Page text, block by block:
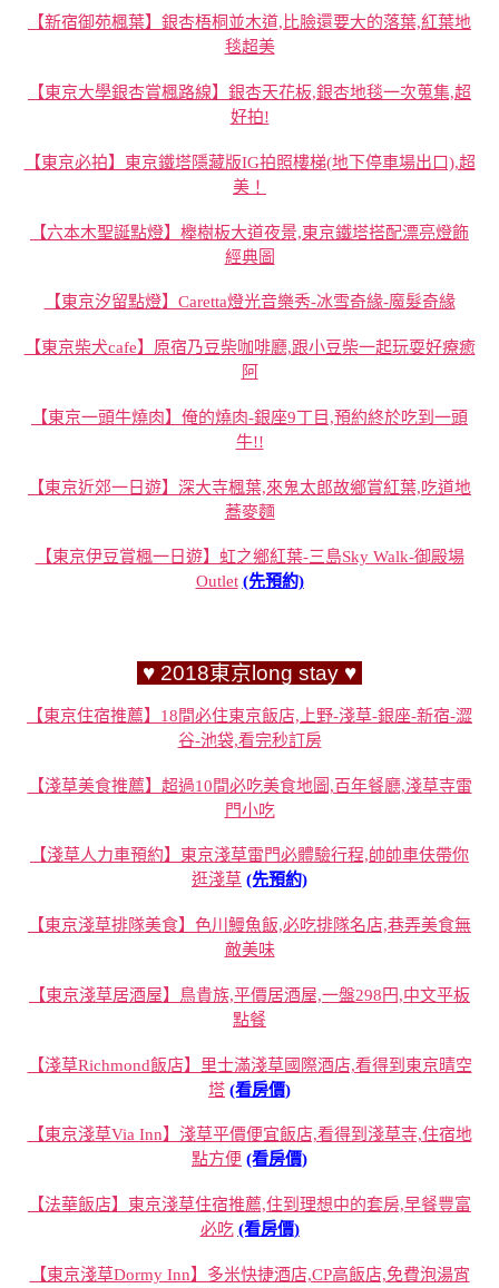
【新宿御苑楓葉】銀杏梧桐並木道,比臉還要大的落葉,紅葉地
毯超美
【東京大學銀杏賞楓路線】銀杏天花板,銀杏地毯一次蒐集,超
好拍!
【東京必拍】東京鐵塔隱藏版IG拍照樓梯(地下停車場出口),超
美！
【六本木聖誕點燈】櫸樹板大道夜景,東京鐵塔搭配漂亮燈飾
經典圖
【東京汐留點燈】Caretta燈光音樂秀-冰雪奇緣-魔髮奇緣
【東京柴犬cafe】原宿乃豆柴咖啡廳,跟小豆柴一起玩耍好療癒
阿
【東京一頭牛燒肉】俺的燒肉-銀座9丁目,預約終於吃到一頭
牛!!
【東京近郊一日遊】深大寺楓葉,來鬼太郎故鄉賞紅葉,吃道地
蕎麥麵
【東京伊豆賞楓一日遊】虹之鄉紅葉-三島Sky Walk-御殿場
Outlet (先預約)
♥ 2018東京long stay ♥
【東京住宿推薦】18間必住東京飯店,上野-淺草-銀座-新宿-澀
谷-池袋,看完秒訂房
【淺草美食推薦】超過10間必吃美食地圖,百年餐廳,淺草寺雷
門小吃
【淺草人力車預約】東京淺草雷門必體驗行程,帥帥車伕帶你
逛淺草 (先預約)
【東京淺草排隊美食】色川鰻魚飯,必吃排隊名店,巷弄美食無
敵美味
【東京淺草居酒屋】鳥貴族,平價居酒屋,一盤298円,中文平板
點餐
【淺草Richmond飯店】里士滿淺草國際酒店,看得到東京晴空
塔 (看房價)
【東京淺草Via Inn】淺草平價便宜飯店,看得到淺草寺,住宿地
點方便 (看房價)
【法華飯店】東京淺草住宿推薦,住到理想中的套房,早餐豐富
必吃 (看房價)
【東京淺草Dormy Inn】多米快捷酒店,CP高飯店,免費泡湯宵